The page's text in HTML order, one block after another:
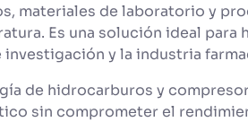
materiales de laboratorio y
Es una solución ideal para
y la industria
de hidrocarburos y
sin comprometer el